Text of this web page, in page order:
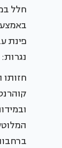
חלל
פינת